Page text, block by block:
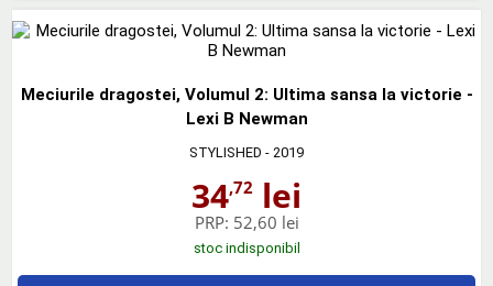
Meciurile dragostei, Volumul 2: Ultima sansa la victorie -
Lexi B Newman
STYLISHED - 2019
34,72 lei
PRP: 52,60 lei
stoc indisponibil